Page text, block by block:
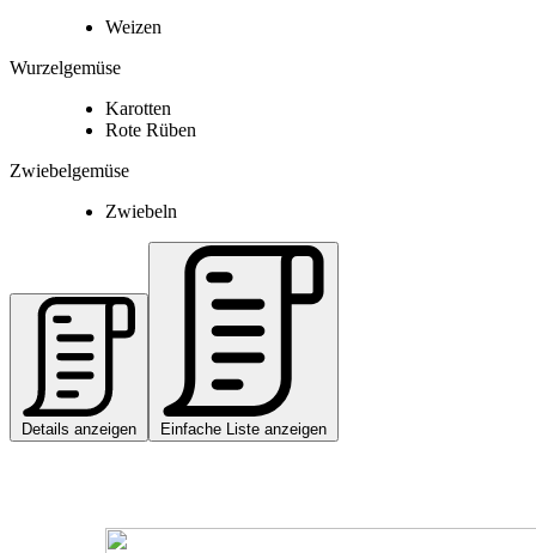
Weizen
Wurzelgemüse
Karotten
Rote Rüben
Zwiebelgemüse
Zwiebeln
Details anzeigen Einfache Liste anzeigen